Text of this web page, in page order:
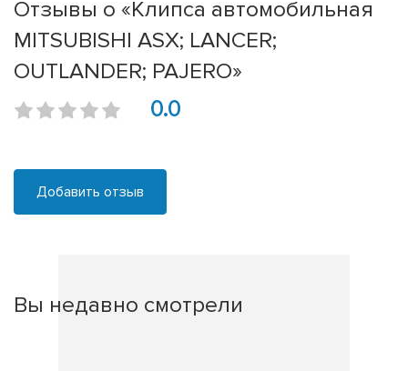
Отзывы о «Клипса автомобильная
MITSUBISHI ASX; LANCER;
OUTLANDER; PAJERO»
0.0
Добавить отзыв
Вы недавно смотрели